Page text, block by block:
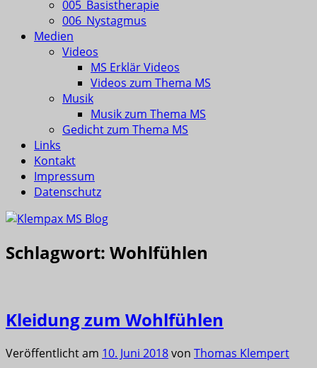
005_Basistherapie
006_Nystagmus
Medien
Videos
MS Erklär Videos
Videos zum Thema MS
Musik
Musik zum Thema MS
Gedicht zum Thema MS
Links
Kontakt
Impressum
Datenschutz
Schlagwort: Wohlfühlen
Kleidung zum Wohlfühlen
Veröffentlicht am 10. Juni 2018von Thomas Klempert